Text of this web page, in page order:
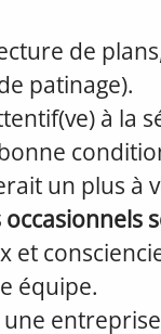
de
patinage).
à la
un plus à
et
équipe.